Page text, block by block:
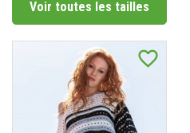
Voir toutes les tailles
favorite_border